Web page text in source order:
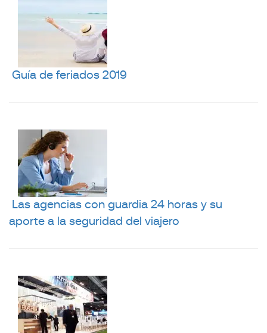
Guía de feriados 2019
Las agencias con guardia 24 horas y su
aporte a la seguridad del viajero